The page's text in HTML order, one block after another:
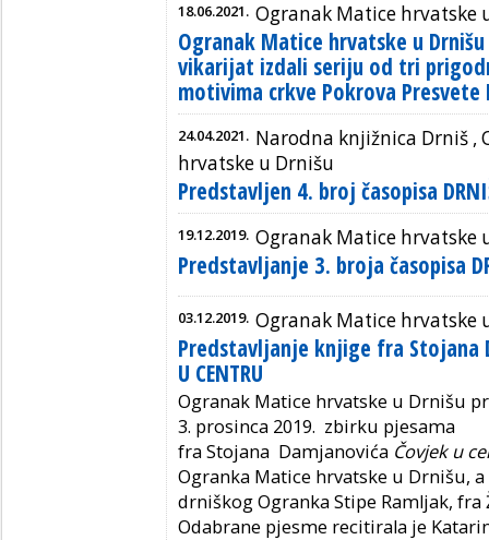
18.06.2021. Ogranak Matice hrvatske
Ogranak Matice hrvatske u
vikarijat izdali seriju od tri
motivima crkve Pokrova
24.04.2021. Narodna knjižnica Drniš ,
hrvatske u Drnišu
Predstavljen 4. broj časopisa
19.12.2019. Ogranak Matice hrvatske
Predstavljanje 3. broja časopisa
03.12.2019. Ogranak Matice hrvatske
Predstavljanje knjige fra Stojana
U CENTRU
Ogranak Matice hrvatske u Drnišu
3. prosinca 2019. zbirku pjesama
fra Stojana Damjanovića Čovjek u
Ogranka Matice hrvatske u Drnišu,
drniškog Ogranka Stipe Ramljak,
Odabrane pjesme recitirala je